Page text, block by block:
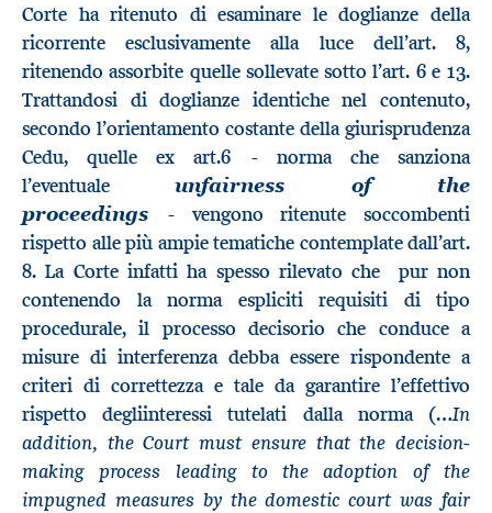
Corte ha ritenuto di esaminare le doglianze della
ricorrente esclusivamente alla luce dell’art. 8,
ritenendo assorbite quelle sollevate sotto l’art. 6 e 13.
Trattandosi di doglianze identiche nel contenuto,
secondo l’orientamento costante della giurisprudenza
Cedu, quelle ex art.6 - norma che sanziona
l’eventualeunfairness of the
proceedings - vengono ritenute soccombenti
rispetto alle più ampie tematiche contemplate dall’art.
8. La Corte infatti ha spesso rilevato che pur non
contenendo la norma espliciti requisiti di tipo
procedurale, il processo decisorio che conduce a
misure di interferenza debba essere rispondente a
criteri di correttezza e tale da garantire l’effettivo
rispetto degliinteressi tutelati dalla norma (…In
addition, the Court must ensure that the decision-
making process leading to the adoption of the
impugned measures by the domestic court was fair